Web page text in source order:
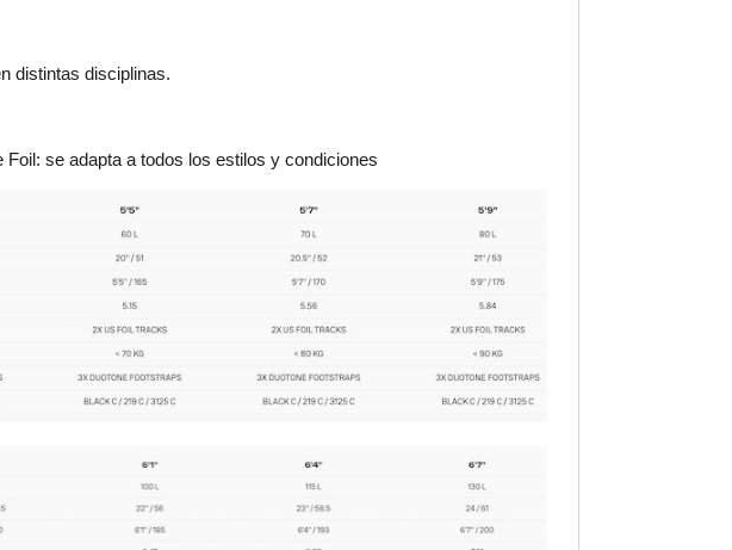
distintas disciplinas.
se adapta a todos los estilos y condiciones